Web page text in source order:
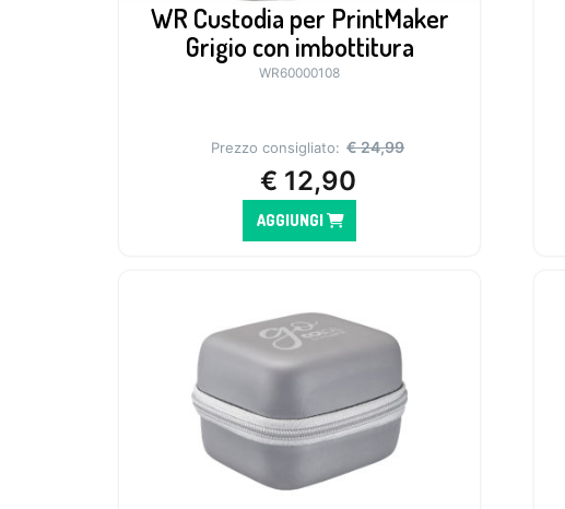
WR Custodia per PrintMaker
Grigio con imbottitura
WR60000108
Prezzo consigliato: €24,99
€ 12,90
AGGIUNGI